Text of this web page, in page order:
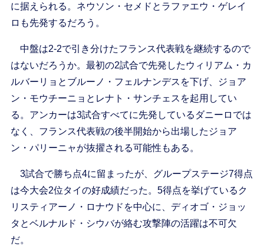
に据えられる。ネウソン・セメドとラファエウ・ゲレイ
ロも先発するだろう。
中盤は2-2で引き分けたフランス代表戦を継続するので
はないだろうか。最初の2試合で先発したウィリアム・カ
ルバーリョとブルーノ・フェルナンデスを下げ、ジョア
ン・モウチーニョとレナト・サンチェスを起用してい
る。アンカーは3試合すべてに先発しているダニーロでは
なく、フランス代表戦の後半開始から出場したジョア
ン・パリーニャが抜擢される可能性もある。
3試合で勝ち点4に留まったが、グループステージ7得点
は今大会2位タイの好成績だった。5得点を挙げているク
リスティアーノ・ロナウドを中心に、ディオゴ・ジョッ
タとベルナルド・シウバが絡む攻撃陣の活躍は不可欠
だ。